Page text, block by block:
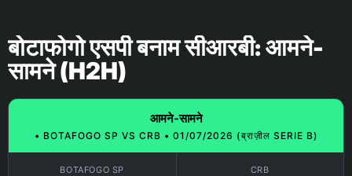
बोटाफोगो एसपी बनाम सीआरबी: आमने-
सामने (H2H)
आमने-सामने
• BOTAFOGO SP VS CRB • 01/07/2026 (ब्राज़ील SERIE B)
BOTAFOGO SP CRB